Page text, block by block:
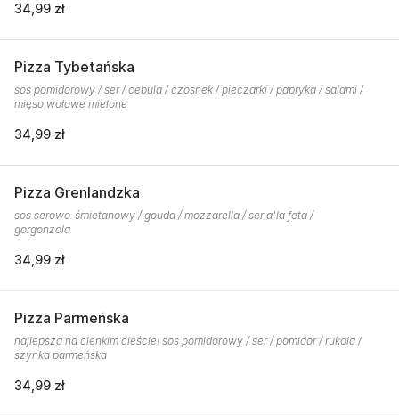
34,99 zł
Pizza Tybetańska
sos pomidorowy / ser / cebula / czosnek / pieczarki / papryka / salami /
mięso wołowe mielone
34,99 zł
Pizza Grenlandzka
sos serowo-śmietanowy / gouda / mozzarella / ser a'la feta /
gorgonzola
34,99 zł
Pizza Parmeńska
najlepsza na cienkim cieście! sos pomidorowy / ser / pomidor / rukola /
szynka parmeńska
34,99 zł